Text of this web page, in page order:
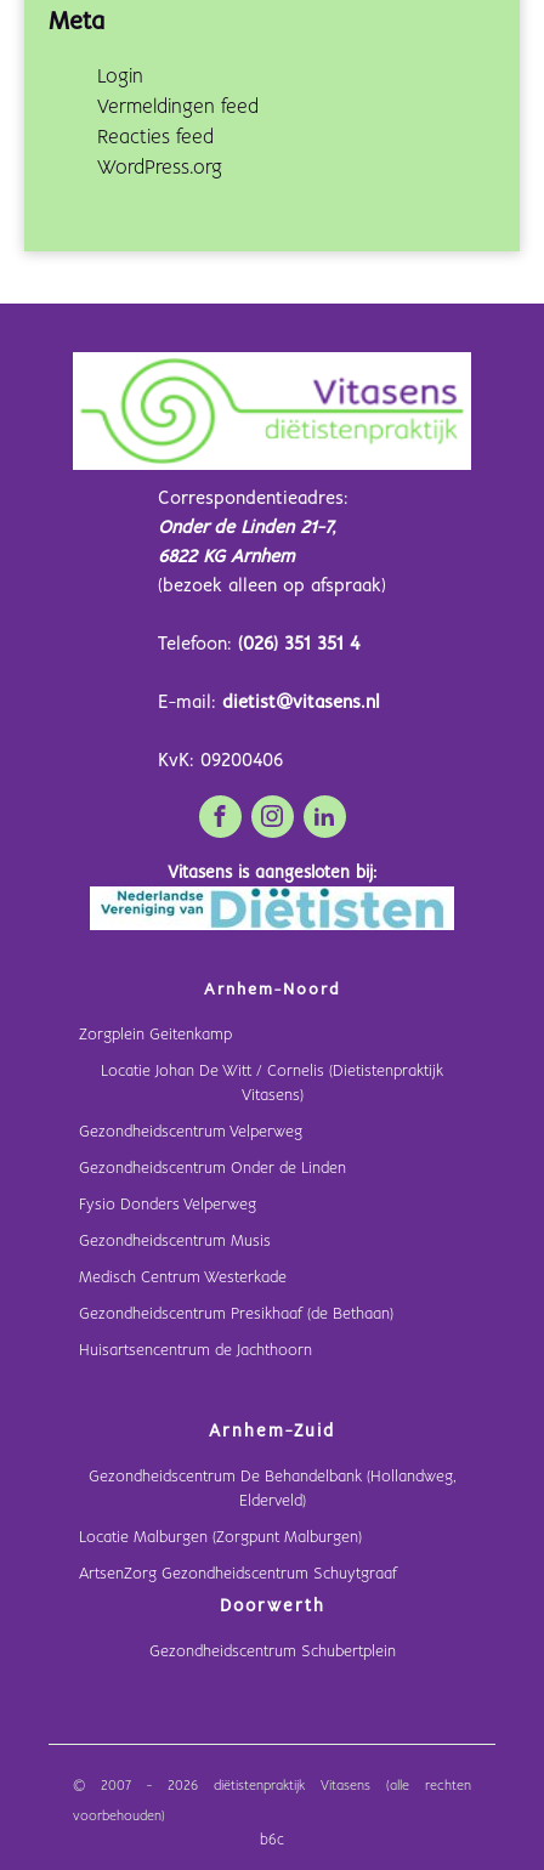
Meta
Login
Vermeldingen feed
Reacties feed
WordPress.org
Correspondentieadres:
Onder de Linden 21-7,
6822 KG Arnhem
(bezoek alleen op afspraak)
Telefoon: (026) 351 351 4
E-mail: dietist@vitasens.nl
KvK: 09200406
Vitasens is aangesloten bij:
Arnhem-Noord
Zorgplein Geitenkamp
Locatie Johan De Witt / Cornelis (Dietistenpraktijk
Vitasens)
Gezondheidscentrum Velperweg
Gezondheidscentrum Onder de Linden
Fysio Donders Velperweg
Gezondheidscentrum Musis
Medisch Centrum Westerkade
Gezondheidscentrum Presikhaaf (de Bethaan)
Huisartsencentrum de Jachthoorn
Arnhem-Zuid
Gezondheidscentrum De Behandelbank (Hollandweg,
Elderveld)
Locatie Malburgen (Zorgpunt Malburgen)
ArtsenZorg Gezondheidscentrum Schuytgraaf
Doorwerth
Gezondheidscentrum Schubertplein
© 2007 - 2026 diëtistenpraktijk Vitasens (alle rechten
voorbehouden)
b6c